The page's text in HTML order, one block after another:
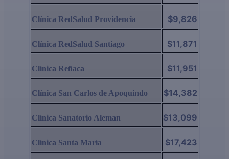
Clínica RedSalud Providencia $9,826
Clínica RedSalud Santiago $11,871
Clínica Reñaca $11,951
Clínica San Carlos de Apoquindo $14,382
Clínica Sanatorio Aleman $13,099
Clínica Santa María $17,423